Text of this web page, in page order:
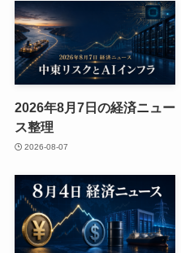
2026年8月7日の経済ニュー
ス整理
2026-08-07